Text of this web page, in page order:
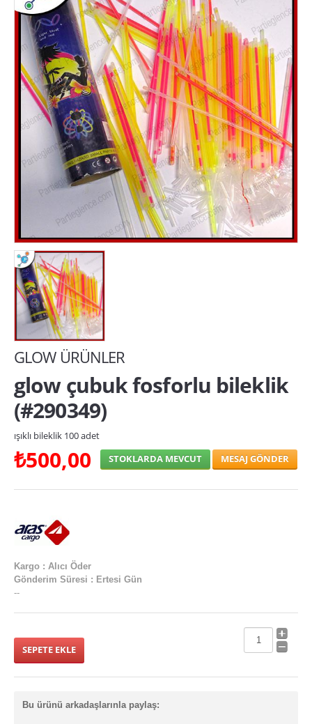
noel ışığı
Yılbaşı Ağacı Süsleri
yılbaşı ağacı toptan
Yılbaşı Ağaçları
Yılbaşı Aksesuarları
yılbaşı balonu
yılbaşı çorapları & çuvalı
yılbaşı dekor süsleri
Yılbaşı Gözlükleri
yılbaşı hediyelik eşyalar
yılbaşı ışığı
Yılbaşı Işıkları
yılbaşı kar tanesi
yılbaşı kardan adamlar
Yılbaşı Kostümleri
Yılbaşı Maskeleri
yılbaşı sulu kar küresi
Yılbaşı Şapkaları
Yılbaşı Taçları
IŞIKLI ÜRÜNLER
bambu meşale toptan
gösteri ponponu
Işıklı Balonlar
ışıklı bileklik
ışıklı bileklikler
GLOW ÜRÜNLER
glow çubuk fosforlu bileklik
(#290349)
ışıklı bileklik 100 adet
₺500,00 STOKLARDA MEVCUT
Kargo : Alıcı Öder
Gönderim Süresi : Ertesi Gün
--
Bu ürünü arkadaşlarınla paylaş: